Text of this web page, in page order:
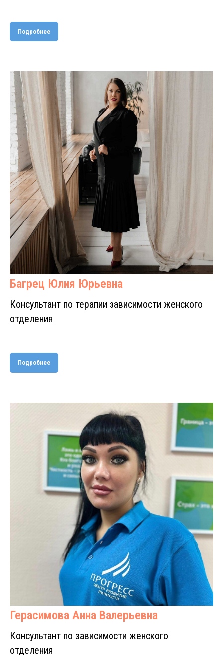
Подробнее
Багрец Юлия Юрьевна
Консультант по терапии зависимости женского
отделения
Подробнее
Герасимова Анна Валерьевна
Консультант по зависимости женского
отделения